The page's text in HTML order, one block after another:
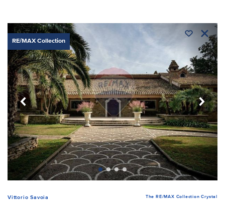
RE/MAX Collection
Vittorio Savoia The RE/MAX Collection Crystal